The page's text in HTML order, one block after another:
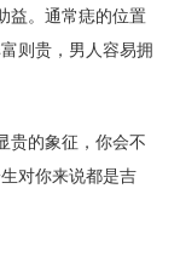
益。通常痣的位置
则贵，男人容易拥
贵的象征，你会不
对你来说都是吉